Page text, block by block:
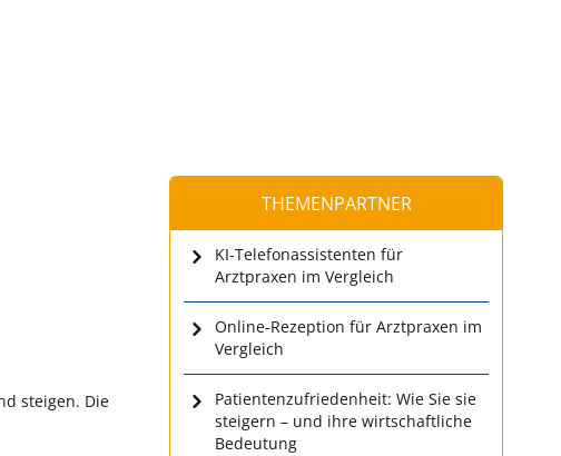
steigen. Die
THEMENPARTNER
KI-Telefonassistenten für
Arztpraxen im Vergleich
Online-Rezeption für Arztpraxen im
Vergleich
Patientenzufriedenheit: Wie Sie sie
steigern – und ihre wirtschaftliche
Bedeutung